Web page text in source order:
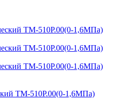
ТМ-510Р.00(0-1,6МПа)